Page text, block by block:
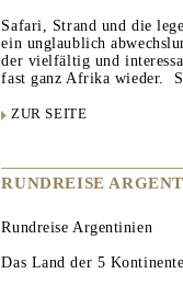
Safari, Strand und die
ein unglaublich
der vielfältig und
fast ganz Afrika wieder.
ZUR SEITE
RUNDREISE
Rundreise Argentinien
Das Land der 5